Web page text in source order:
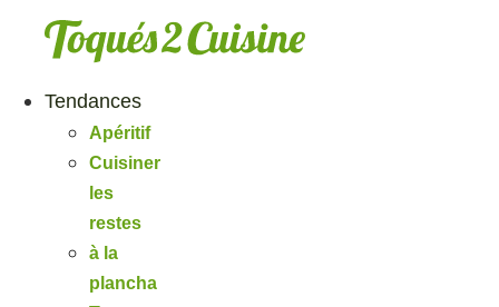
Tendances
Apéritif
Cuisiner
les
restes
à la
plancha